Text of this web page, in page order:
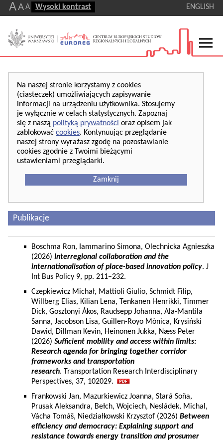
AA A Wysoki kontrast ENGLISH
Na naszej stronie korzystamy z cookies
(ciasteczek) umożliwiających zapisywanie
informacji na urządzeniu użytkownika. Stosujemy
je wyłącznie w celach statystycznych. Zapoznaj
się z naszą polityką prywatności oraz opisem jak
zablokować cookies. Kontynuując przeglądanie
naszej strony wyrażasz zgodę na pozostawianie
cookies zgodnie z Twoimi bieżącymi
ustawieniami przeglądarki.
Zamknij
Publikacje
Boschma Ron, Iammarino Simona, Olechnicka Agnieszka
(2026) Interregional collaboration and the
internationalisation of place-based innovation policy. J
Int Bus Policy 9, pp. 211–232.
Czepkiewicz Michał, Mattioli Giulio, Schmidt Filip,
Willberg Elias, Kilian Lena, Tenkanen Henrikki, Timmer
Dick, Gosztonyi Ákos, Raudsepp Johanna, Ala-Mantila
Sanna, Jacobson Lisa, Guillen-Royo Mònica, Krysiński
Dawid, Dillman Kevin, Heinonen Jukka, Næss Peter
(2026) Sufficient mobility and access within limits:
Research agenda for bringing together corridor
frameworks and transportation
research. Transportation Research Interdisciplinary
Perspectives, 37, 102029.
Frankowski Jan, Mazurkiewicz Joanna, Stará Soňa,
Prusak Aleksandra, Bełch, Wojciech, Nesládek, Michal,
Vácha Tomáš, Niedziałkowski Krzysztof (2026) Between
efficiency and democracy: Explaining support and
resistance towards energy transition and prosumer